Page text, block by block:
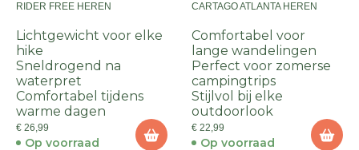
RIDER FREE HEREN
Lichtgewicht voor elke
hike
Sneldrogend na
waterpret
Comfortabel tijdens
warme dagen
€ 26,99
Op voorraad
CARTAGO ATLANTA HEREN
Comfortabel voor
lange wandelingen
Perfect voor zomerse
campingtrips
Stijlvol bij elke
outdoorlook
€ 22,99
Op voorraad